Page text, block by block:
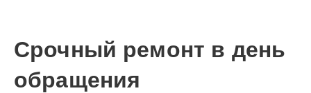
Срочный ремонт в день
обращения